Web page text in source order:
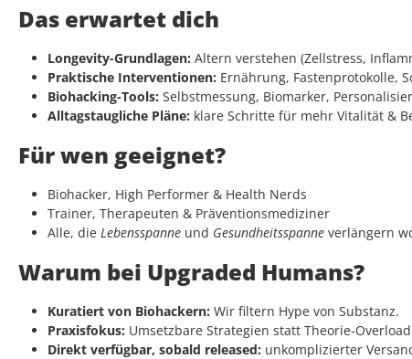
Das erwartet dich
Longevity-Grundlagen: Altern verstehen (Zellstress,
Praktische Interventionen: Ernährung, Fastenprotokolle,
Biohacking-Tools: Selbstmessung, Biomarker,
Alltagstaugliche Pläne: klare Schritte für mehr Vitalität &
Für wen geeignet?
Biohacker, High Performer & Health Nerds
Trainer, Therapeuten & Präventionsmediziner
Alle, die Lebensspanne und Gesundheitsspanne verlängern
Warum bei Upgraded Humans?
Kuratiert von Biohackern: Wir filtern Hype von Substanz.
Praxisfokus: Umsetzbare Strategien statt Theorie-
Direkt verfügbar, sobald released: unkomplizierter